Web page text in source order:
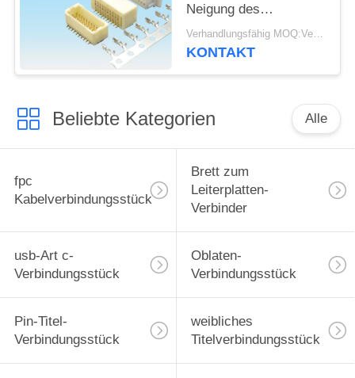
Neigung des
Leiterplatten-Verbinder-
1.0mm 2 - 16 Pin
Verhandlungsfähig MOQ:Verhandelbar
KONTAKT
Beliebte Kategorien Alle
fpc
Kabelverbindungsstück
Brett zum
Leiterplatten-
Verbinder
usb-Art c-
Verbindungsstück
Oblaten-
Verbindungsstück
Pin-Titel-
Verbindungsstück
weibliches
Titelverbindungsstück